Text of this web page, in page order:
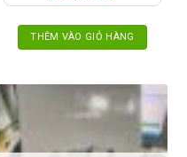
THÊM VÀO GIỎ HÀNG